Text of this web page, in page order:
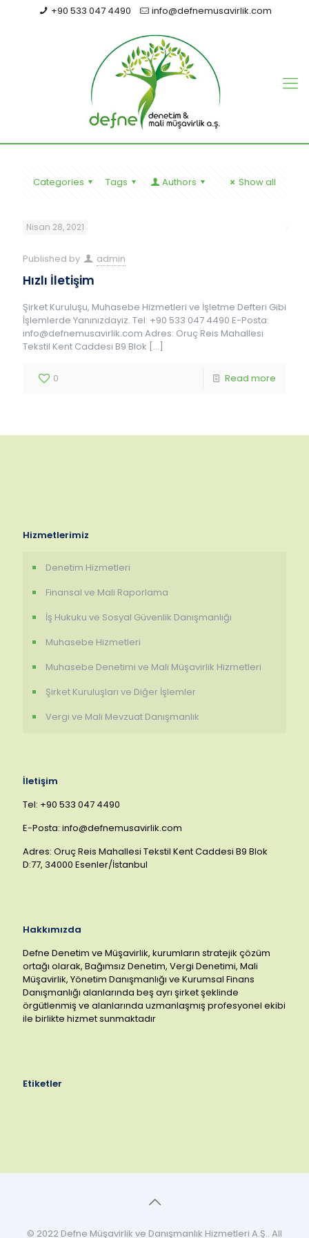
+90 533 047 4490 info@defnemusavirlik.com
Categories Tags Authors Show all
Nisan 28, 2021
Published by admin
Hızlı İletişim
Şirket Kuruluşu, Muhasebe Hizmetleri ve İşletme Defteri Gibi
İşlemlerde Yanınızdayız. Tel: +90 533 047 4490 E-Posta:
info@defnemusavirlik.com Adres: Oruç Reis Mahallesi
Tekstil Kent Caddesi B9 Blok […]
0 Read more
Hizmetlerimiz
Denetim Hizmetleri
Finansal ve Mali Raporlama
İş Hukuku ve Sosyal Güvenlik Danışmanlığı
Muhasebe Hizmetleri
Muhasebe Denetimi ve Mali Müşavirlik Hizmetleri
Şirket Kuruluşları ve Diğer İşlemler
Vergi ve Mali Mevzuat Danışmanlık
İletişim
Tel: +90 533 047 4490
E-Posta: info@defnemusavirlik.com
Adres: Oruç Reis Mahallesi Tekstil Kent Caddesi B9 Blok
D:77, 34000 Esenler/İstanbul
Hakkımızda
Defne Denetim ve Müşavirlik, kurumların stratejik çözüm
ortağı olarak, Bağımsız Denetim, Vergi Denetimi, Mali
Müşavirlik, Yönetim Danışmanlığı ve Kurumsal Finans
Danışmanlığı alanlarında beş ayrı şirket şeklinde
örgütlenmiş ve alanlarında uzmanlaşmış profesyonel ekibi
ile birlikte hizmet sunmaktadır
Etiketler
© 2022 Defne Müşavirlik ve Danışmanlık Hizmetleri A.Ş.. All